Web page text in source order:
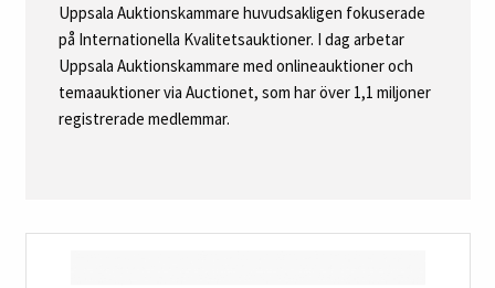
Uppsala Auktionskammare huvudsakligen fokuserade
på Internationella Kvalitetsauktioner. I dag arbetar
Uppsala Auktionskammare med onlineauktioner och
temaauktioner via Auctionet, som har över 1,1 miljoner
registrerade medlemmar.